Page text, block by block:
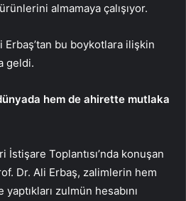
almamaya çalışıyor.
Erbaş’tan bu boykotlara ilişkin
geldi.
hem de ahirette mutlaka
İstişare Toplantısı’nda konuşan
Dr. Ali Erbaş, zalimlerin hem
zulmün hesabını